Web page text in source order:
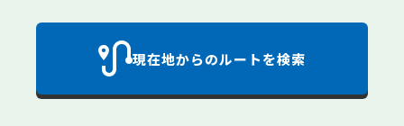
現在地からのルートを検索